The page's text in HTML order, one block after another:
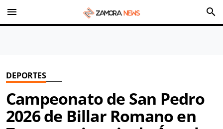
menu search
DEPORTES
Campeonato de San Pedro
2026 de Billar Romano en